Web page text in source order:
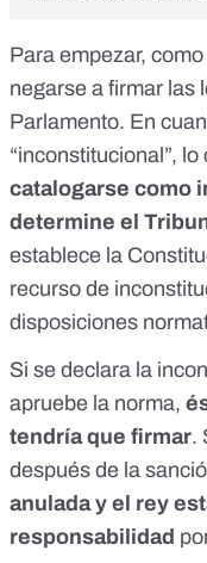
Para empezar,
negarse a firmar las
Parlamento. En
“inconstitucional”, lo
catalogarse como
determine el
establece la
recurso de
disposiciones
Si se declara la
apruebe la norma,
tendría que firmar.
después de la
anulada y el rey
responsabilidad